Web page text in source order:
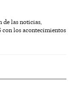
de las noticias,
con los acontecimientos